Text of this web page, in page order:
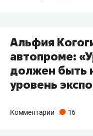
Альфия
автопроме:
должен быть
уровень
Комментарии 16